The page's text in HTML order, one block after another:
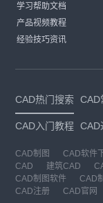
学习帮助文档
产品视频教程
经验技巧资讯
CAD热门搜索 CAD
CAD入门教程 CAD
CAD制图 CAD软件
CAD
建筑CAD
CAD制图软件
CAD
CAD注册
CAD官网